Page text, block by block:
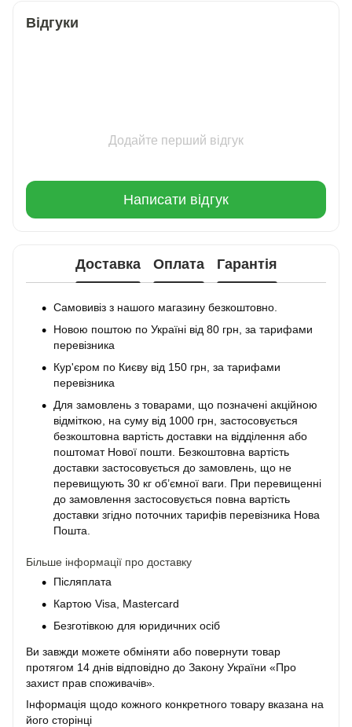
Відгуки
Додайте перший відгук
Написати відгук
Доставка Оплата Гарантія
Самовивіз з нашого магазину безкоштовно.
Новою поштою по Україні від 80 грн, за тарифами
перевізника
Кур'єром по Києву від 150 грн, за тарифами
перевізника
Для замовлень з товарами, що позначені акційною
відміткою, на суму від 1000 грн, застосовується
безкоштовна вартість доставки на відділення або
поштомат Нової пошти. Безкоштовна вартість
доставки застосовується до замовлень, що не
перевищують 30 кг об’ємної ваги. При перевищенні
до замовлення застосовується повна вартість
доставки згідно поточних тарифів перевізника Нова
Пошта.
Більше інформації про доставку
Післяплата
Картою Visa, Mastercard
Безготівкою для юридичних осіб
Ви завжди можете обміняти або повернути товар
протягом 14 днів відповідно до Закону України «Про
захист прав споживачів»
Інформація щодо кожного конкретного товару вказана на
його сторінці